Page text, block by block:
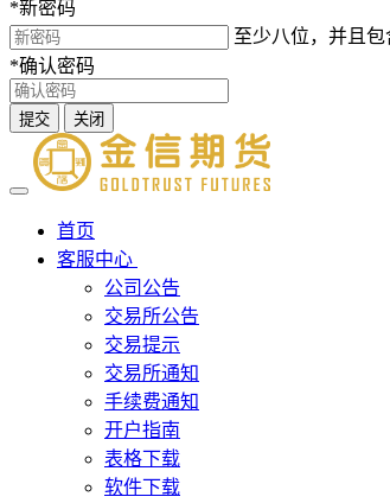
*新密码
至少八位，并且
*确认密码
提交 关闭
首页
客服中心
公司公告
交易所公告
交易提示
交易所通知
手续费通知
开户指南
表格下载
软件下载